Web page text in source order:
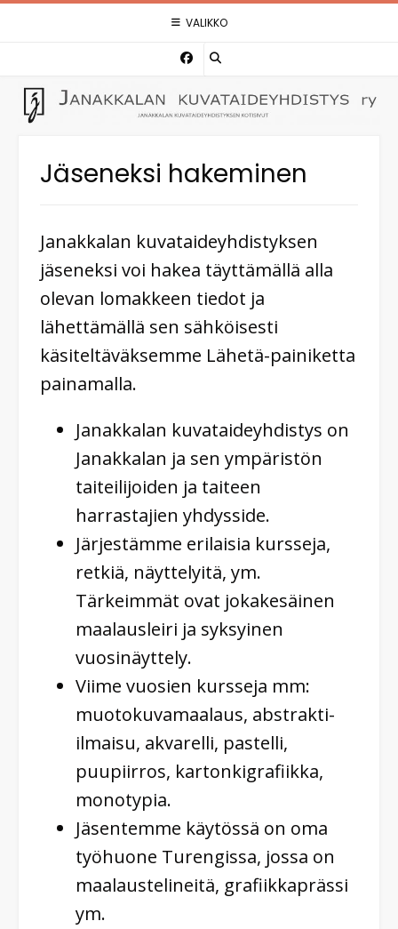
Skip
VALIKKO
Jäseneksi hakeminen
Janakkalan kuvataideyhdistyksen
jäseneksi voi hakea täyttämällä alla
olevan lomakkeen tiedot ja
lähettämällä sen sähköisesti
käsiteltäväksemme Lähetä-painiketta
painamalla.
Janakkalan kuvataideyhdistys on
Janakkalan ja sen ympäristön
taiteilijoiden ja taiteen
harrastajien yhdysside.
Järjestämme erilaisia kursseja,
retkiä, näyttelyitä, ym.
Tärkeimmät ovat jokakesäinen
maalausleiri ja syksyinen
vuosinäyttely.
Viime vuosien kursseja mm:
muotokuvamaalaus, abstrakti-
ilmaisu, akvarelli, pastelli,
puupiirros, kartonkigrafiikka,
monotypia.
Jäsentemme käytössä on oma
työhuone Turengissa, jossa on
maalaustelineitä, grafiikkaprässi
ym.